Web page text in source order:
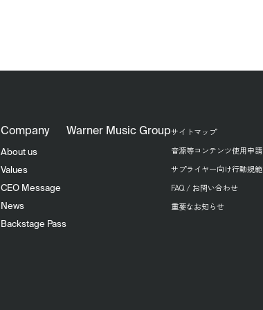
Company
About us
Values
CEO Message
News
Backstage Pass
Warner Music Groupサイトマップ
音源等コンテンツ使用申請
サプライヤー向け行動規範
FAQ / お問い合わせ
重要なお知らせ